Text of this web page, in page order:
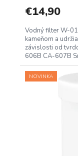
€14,90
Vodný filter W-
kameňom a
závislosti od
606B CA-607B
NOVINKA